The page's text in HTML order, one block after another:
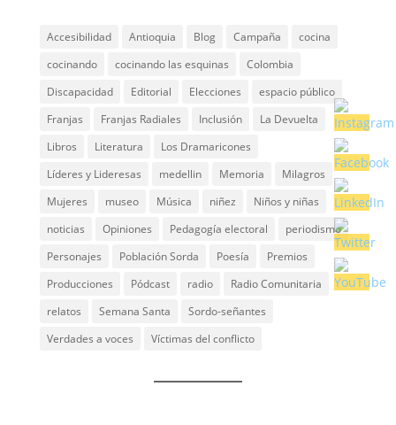
Accesibilidad Antioquia Blog Campaña
cocina
cocinando
cocinando las esquinas
Colombia
Discapacidad
Editorial Elecciones
espacio público
Franjas
Franjas Radiales Inclusión
La Devuelta
Libros
Literatura
Los Dramaricones
Líderes y Lideresas
medellin Memoria
Milagros
Mujeres
museo Música niñez
Niños y niñas
noticias
Opiniones Pedagogía electoral
periodismo
Personajes
Población Sorda Poesía
Premios
Producciones
Pódcast radio
Radio Comunitaria
relatos
Semana Santa
Sordo-señantes
Verdades a voces
Víctimas del conflicto